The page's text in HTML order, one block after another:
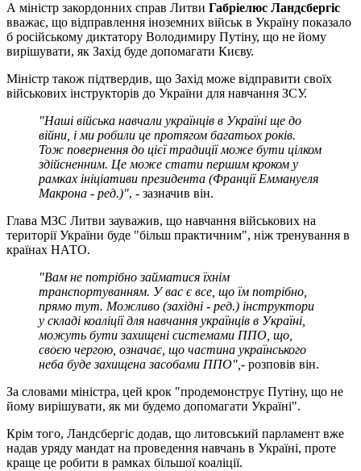
А міністр закордонних справ Литви Габріелюс Ландсбергіс
вважає, що відправлення іноземних військ в Україну показало
б російському диктатору Володимиру Путіну, що не йому
вирішувати, як Захід буде допомагати Києву.
Міністр також підтвердив, що Захід може відправити своїх
військових інструкторів до України для навчання ЗСУ.
"Наші війська навчали українців в Україні ще до
війни, і ми робили це протягом багатьох років.
Тож повернення до цієї традиції може бути цілком
здійсненним. Це може стати першим кроком у
рамках ініціативи президента (Франції Еммануеля
Макрона - ред.)", - зазначив він.
Глава МЗС Литви зауважив, що навчання військових на
території України буде "більш практичним", ніж тренування в
країнах НАТО.
"Вам не потрібно займатися їхнім
транспортуванням. У вас є все, що їм потрібно,
прямо тут. Можливо (західні - ред.) інструктори
у складі коаліції для навчання українців в Україні,
можуть бути захищені системами ППО, що,
своєю чергою, означає, що частина українського
неба буде захищена засобами ППО",- розповів він.
За словами міністра, цей крок "продемонструє Путіну, що не
йому вирішувати, як ми будемо допомагати Україні".
Крім того, Ландсбергіс додав, що литовський парламент вже
надав уряду мандат на проведення навчань в Україні, проте
краще це робити в рамках більшої коаліції.